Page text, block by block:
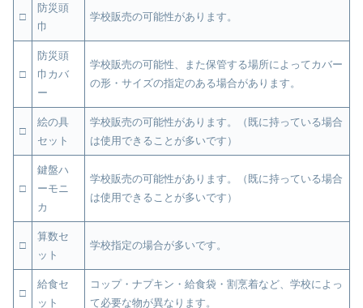
□
防災頭
巾
学校販売の可能性があります。
□
防災頭
巾カバ
ー
学校販売の可能性、また保管する場所によってカバー
の形・サイズの指定のある場合があります。
□
絵の具
セット
学校販売の可能性があります。（既に持っている場合
は使用できることが多いです）
□
鍵盤ハ
ーモニ
カ
学校販売の可能性があります。（既に持っている場合
は使用できることが多いです）
□
算数セ
ット
学校指定の場合が多いです。
□
給食セ
ット
コップ・ナプキン・給食袋・割烹着など、学校によっ
て必要な物が異なります。